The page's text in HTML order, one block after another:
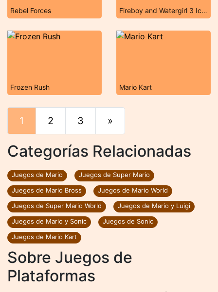
Rebel Forces Fireboy and Watergirl 3 Ice Temple
Frozen Rush Mario Kart
1 2 3 »
Categorías Relacionadas
Juegos de Mario
Juegos de Super Mario
Juegos de Mario Bross
Juegos de Mario World
Juegos de Super Mario World
Juegos de Mario y Luigi
Juegos de Mario y Sonic
Juegos de Sonic
Juegos de Mario Kart
Sobre Juegos de
Plataformas